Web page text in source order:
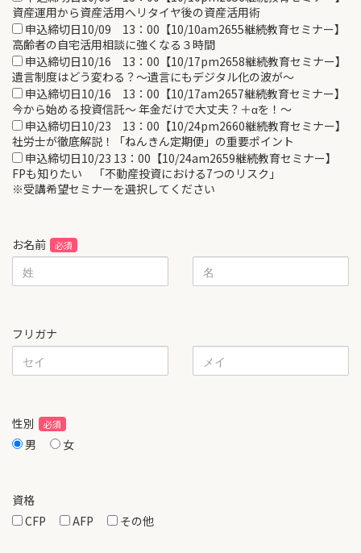
資産運用から資産活用へリタイヤ後の資産活用術
申込締切日10/09 13：00【10/10am2655継続教育セミナー】
高齢者の自宅活用相談に強くなる３時間
申込締切日10/16 13：00【10/17pm2658継続教育セミナー】
遺言制度はどう変わる？～遺言にもデジタル化の波が～
申込締切日10/16 13：00【10/17am2657継続教育セミナー】
今から始める投資信託～ 年金だけで大丈夫？＋αを！～
申込締切日10/23 13：00【10/24pm2660継続教育セミナー】
社労士が徹底解説！「ねんきん定期便」の重要ポイント
申込締切日10/23 13：00【10/24am2659継続教育セミナー】
FPも知りたい 「不動産投資における7つのリスク」
※受講希望セミナーを選択してください
お名前
フリガナ
性別
男
女
資格
CFP
AFP その他